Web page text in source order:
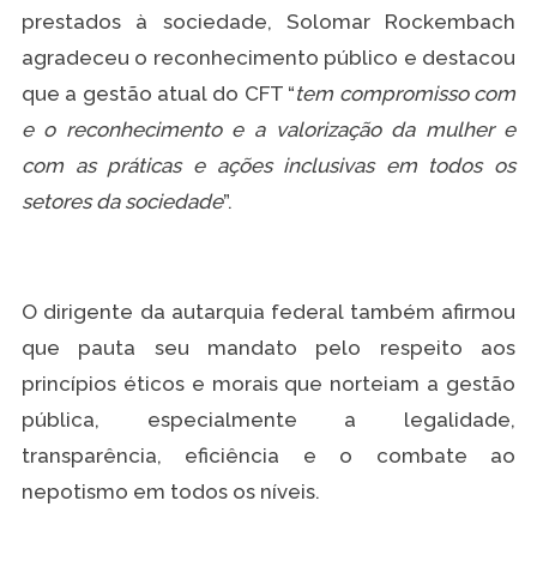
prestados à sociedade, Solomar Rockembach
agradeceu o reconhecimento público e destacou
que a gestão atual do CFT “tem compromisso com
e o reconhecimento e a valorização da mulher e
com as práticas e ações inclusivas em todos os
setores da sociedade”.
O dirigente da autarquia federal também afirmou
que pauta seu mandato pelo respeito aos
princípios éticos e morais que norteiam a gestão
pública, especialmente a legalidade,
transparência, eficiência e o combate ao
nepotismo em todos os níveis.